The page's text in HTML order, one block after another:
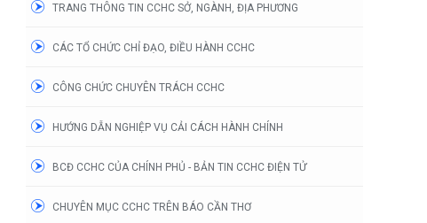
TRANG THÔNG TIN CCHC SỞ, NGÀNH, ĐỊA PHƯƠNG
CÁC TỔ CHỨC CHỈ ĐẠO, ĐIỀU HÀNH CCHC
CÔNG CHỨC CHUYÊN TRÁCH CCHC
HƯỚNG DẪN NGHIỆP VỤ CẢI CÁCH HÀNH CHÍNH
BCĐ CCHC CỦA CHÍNH PHỦ - BẢN TIN CCHC ĐIỆN TỬ
CHUYÊN MỤC CCHC TRÊN BÁO CẦN THƠ